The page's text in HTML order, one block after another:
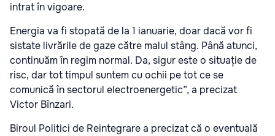
intrat în vigoare.
Energia va fi stopată de la 1 ianuarie, doar dacă vor fi
sistate livrările de gaze către malul stâng. Până atunci,
continuăm în regim normal. Da, sigur este o situație de
risc, dar tot timpul suntem cu ochii pe tot ce se
comunică în sectorul electroenergetic”, a precizat
Victor Bînzari.
Biroul Politici de Reintegrare a precizat că o eventuală